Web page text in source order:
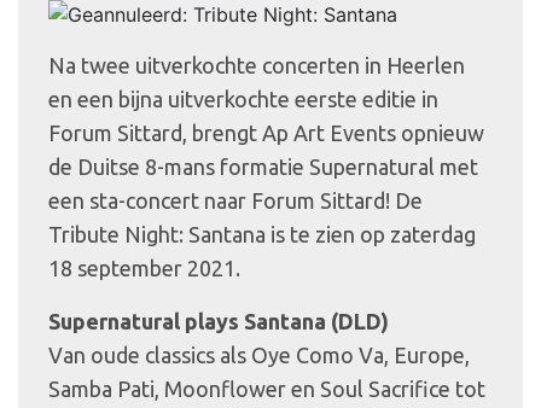
Na twee uitverkochte concerten in Heerlen
en een bijna uitverkochte eerste editie in
Forum Sittard, brengt Ap Art Events opnieuw
de Duitse 8-mans formatie Supernatural met
een sta-concert naar Forum Sittard! De
Tribute Night: Santana is te zien op zaterdag
18 september 2021.
Supernatural plays Santana (DLD)
Van oude classics als Oye Como Va, Europe,
Samba Pati, Moonflower en Soul Sacrifice tot